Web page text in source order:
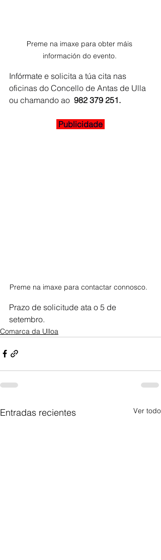
Preme na imaxe para obter máis
información do evento.
Infórmate e solicita a túa cita nas
oficinas do Concello de Antas de Ulla
ou chamando ao 982 379 251.
Publicidade
Preme na imaxe para contactar connosco.
Prazo de solicitude ata o 5 de
setembro.
Comarca da Ulloa
Entradas recientes Ver todo